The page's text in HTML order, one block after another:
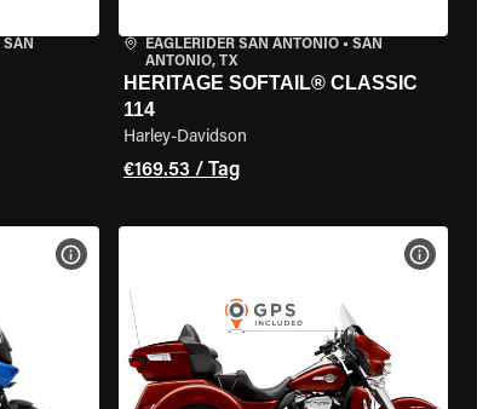
SAN
EAGLERIDER SAN ANTONIO• SAN
ANTONIO, TX
HERITAGE SOFTAIL® CLASSIC
114
Harley-Davidson
€169.53 / Tag
MOTORRAD-DETAILS ANZEIGEN